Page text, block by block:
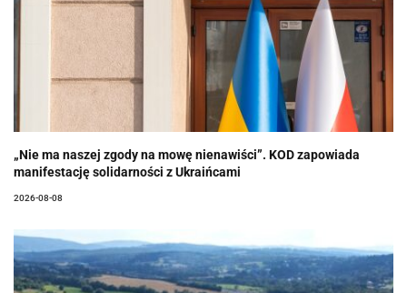
„Nie ma naszej zgody na mowę nienawiści”. KOD zapowiada
manifestację solidarności z Ukraińcami
2026-08-08